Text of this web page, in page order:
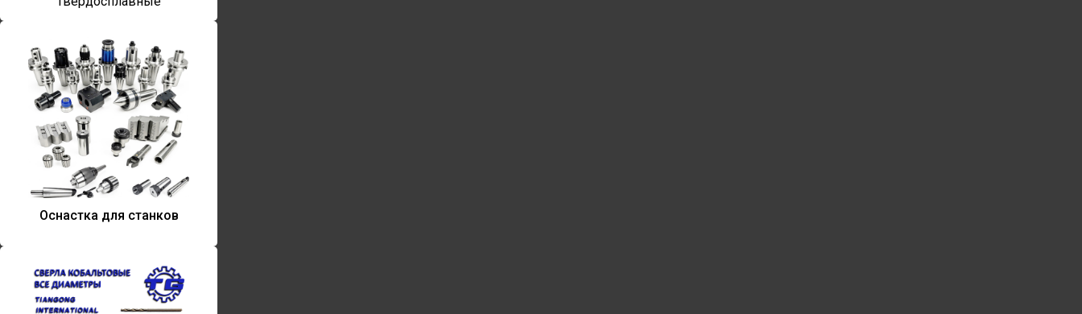
Оснастка для станков